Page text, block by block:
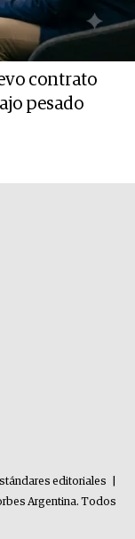
contrato
pesado
editoriales
Argentina. Todos